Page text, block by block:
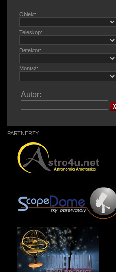
Obiekt:
Teleskop:
Detektor:
Montaż:
Autor:
PARTNERZY: